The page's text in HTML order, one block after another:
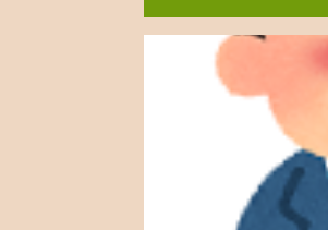
こんなこと、あったんやで